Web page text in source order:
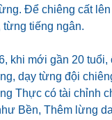
Để chiêng cất
từng tiếng ngân.
khi mới gần 20
dạy từng đội
Thực có tài chỉnh
Bền, Thêm lừng